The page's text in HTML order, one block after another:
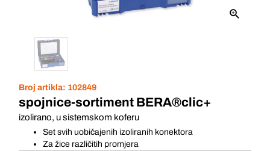
Broj artikla: 102849
spojnice-sortiment BERA®clic+
izolirano, u sistemskom koferu
Set svih uobičajenih izoliranih konektora
Za žice različitih promjera